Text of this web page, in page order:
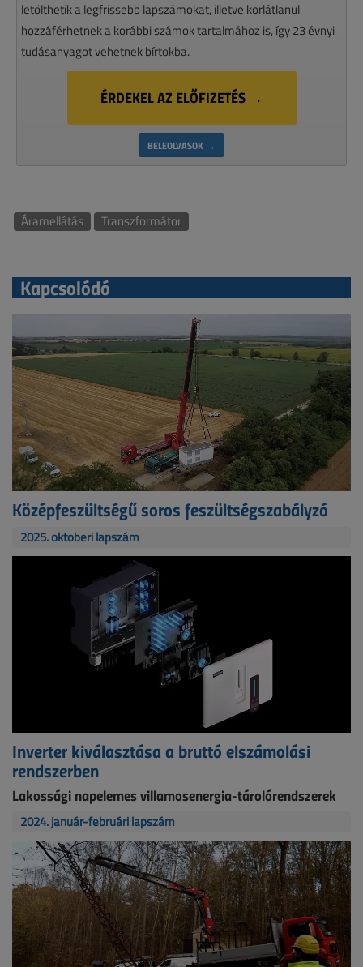
letölthetik a legfrissebb lapszámokat, illetve korlátlanul
hozzáférhetnek a korábbi számok tartalmához is, így 23 évnyi
tudásanyagot vehetnek bírtokba.
ÉRDEKEL AZ ELŐFIZETÉS →
BELEOLVASOK →
Áramellátás Transzformátor
Kapcsolódó
Középfeszültségű soros feszültségszabályzó
2025. októberi lapszám
Inverter kiválasztása a bruttó elszámolási
rendszerben
Lakossági napelemes villamosenergia-tárolórendszerek
2024. január-februári lapszám